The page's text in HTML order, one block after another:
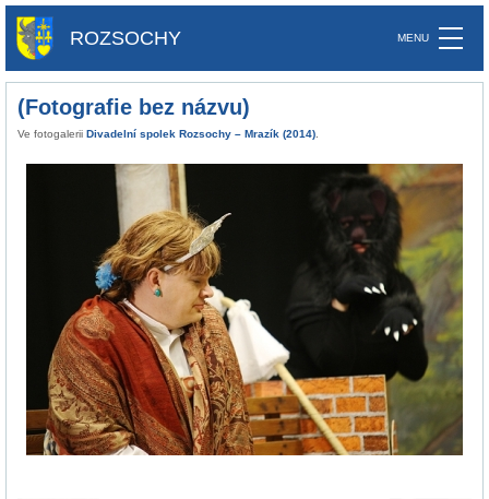
ROZSOCHY
(Fotografie bez názvu)
Ve fotogalerii Divadelní spolek Rozsochy – Mrazík (2014)